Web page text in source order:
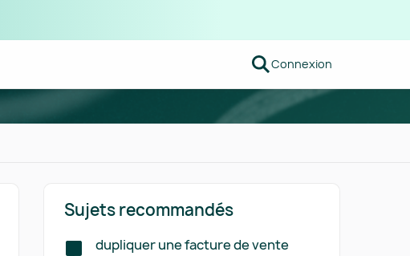
Connexion
Sujets recommandés
dupliquer une facture de vente